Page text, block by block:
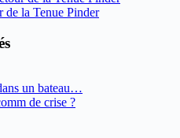
de la Tenue Pinder
un bateau…
de crise ?